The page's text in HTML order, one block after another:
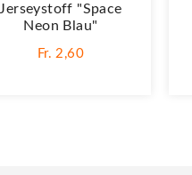
Jerseystoff "Space
Neon Blau"
Fr. 2,60